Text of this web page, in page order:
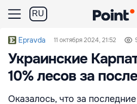
RU
Epravda 11 октября 2024, 21:52
Украинские
10% лесов за
Оказалось, что за